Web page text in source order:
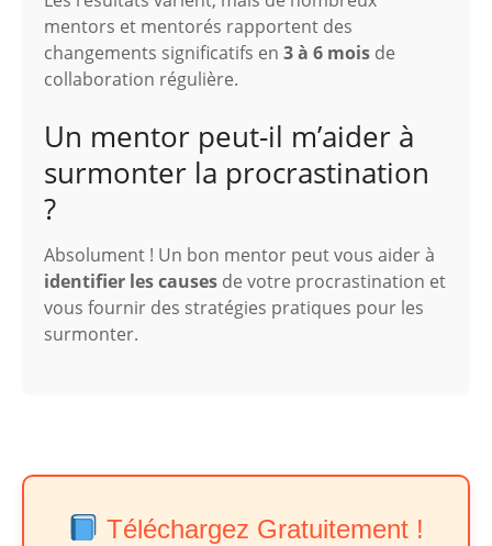
mentors et mentorés rapportent des
changements significatifs en 3 à 6 mois de
collaboration régulière.
Un mentor peut-il m’aider à
surmonter la procrastination
?
Absolument ! Un bon mentor peut vous aider à
identifier les causes de votre procrastination et
vous fournir des stratégies pratiques pour les
surmonter.
Téléchargez Gratuitement !